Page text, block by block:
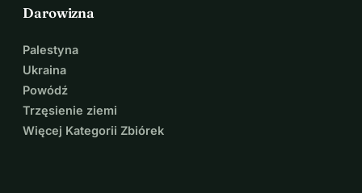
Darowizna
Palestyna
Ukraina
Powódź
Trzęsienie ziemi
Więcej Kategorii Zbiórek